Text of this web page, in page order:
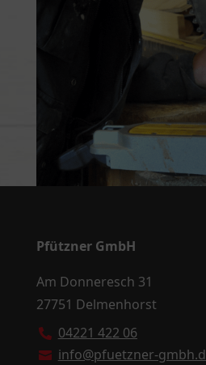
Pfützner GmbH
Am Donneresch 31
27751 Delmenhorst
 04221 422 06
 info@pfuetzner-